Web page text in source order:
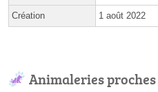
Création 1 août 2022
Animaleries proches